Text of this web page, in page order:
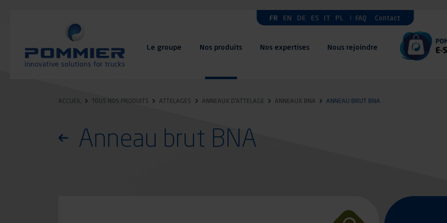
FR EN DE ES IT PL FAQ Contact
Le groupe Nos produits Nos expertises Nous rejoindre
ACCUEIL TOUS NOS PRODUITS ATTELAGES ANNEAUX D'ATTELAGE ANNEAUX BNA ANNEAU BRUT BNA
Retourner à la liste des produits
Anneau brut BNA